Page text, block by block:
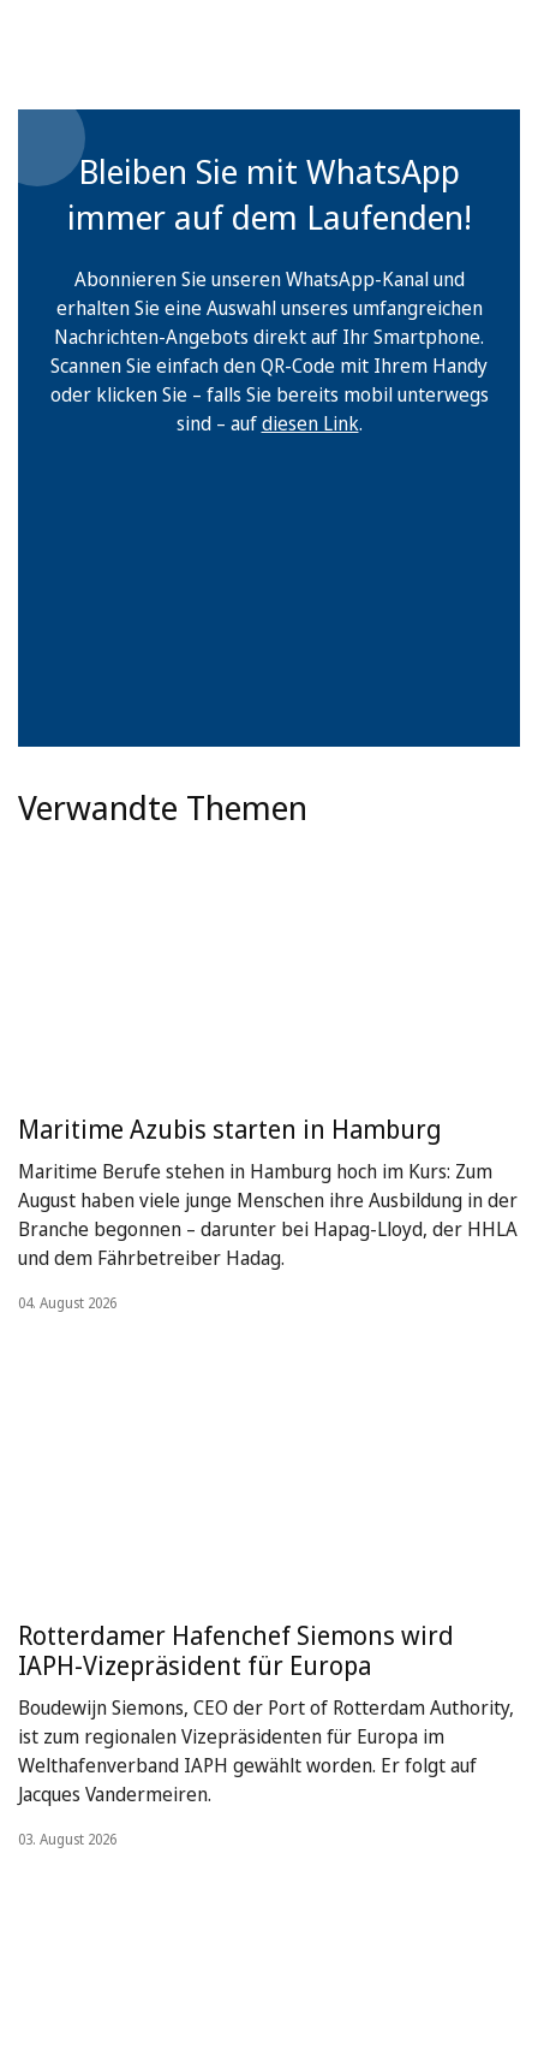
Bleiben Sie mit WhatsApp
immer auf dem Laufenden!
Abonnieren Sie unseren WhatsApp-Kanal und
erhalten Sie eine Auswahl unseres umfangreichen
Nachrichten-Angebots direkt auf Ihr Smartphone.
Scannen Sie einfach den QR-Code mit Ihrem Handy
oder klicken Sie – falls Sie bereits mobil unterwegs
sind – aufdiesen Link.
Verwandte Themen
Maritime Azubis starten in Hamburg
Maritime Berufe stehen in Hamburg hoch im Kurs: Zum
August haben viele junge Menschen ihre Ausbildung in der
Branche begonnen – darunter bei Hapag-Lloyd, der HHLA
und dem Fährbetreiber Hadag.
04. August 2026
Rotterdamer Hafenchef Siemons wird
IAPH-Vizepräsident für Europa
Boudewijn Siemons, CEO der Port of Rotterdam Authority,
ist zum regionalen Vizepräsidenten für Europa im
Welthafenverband IAPH gewählt worden. Er folgt auf
Jacques Vandermeiren.
03. August 2026